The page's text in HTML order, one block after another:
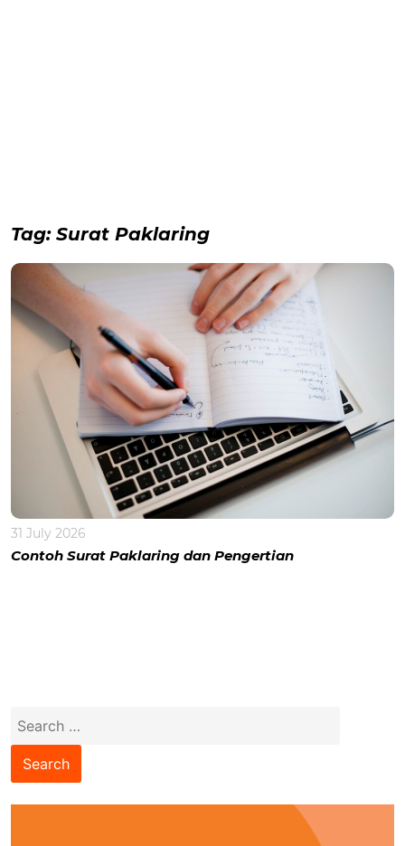
Tag: Surat Paklaring
31 July 2026
Contoh Surat Paklaring dan Pengertian
Search